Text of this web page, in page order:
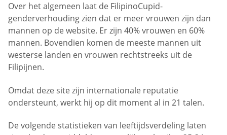
Over het algemeen laat de FilipinoCupid-
genderverhouding zien dat er meer vrouwen zijn dan
mannen op de website. Er zijn 40% vrouwen en 60%
mannen. Bovendien komen de meeste mannen uit
westerse landen en vrouwen rechtstreeks uit de
Filipijnen.
Omdat deze site zijn internationale reputatie
ondersteunt, werkt hij op dit moment al in 21 talen.
De volgende statistieken van leeftijdsverdeling laten